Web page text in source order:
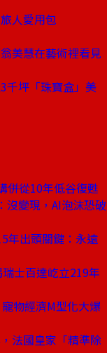
人愛用包
美慧在藝術裡看見
坪「珠寶盒」美
併從10年低谷復甦
沒變現，AI泡沫恐破
年出頭關鍵：永遠
士百達屹立219年
物經濟M型化大爆
法國皇家「精準除